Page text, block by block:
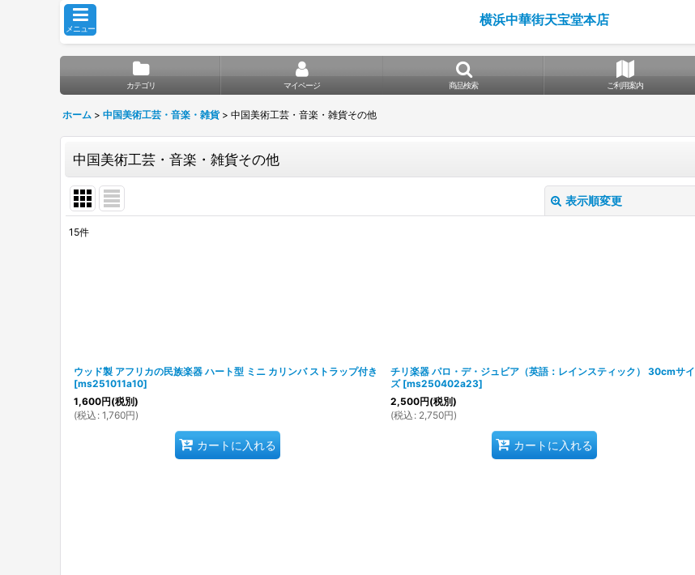
メニュー
横浜中華街天宝堂本店
カテゴリ マイページ 商品検索 ご利用案内
ホーム > 中国美術工芸・音楽・雑貨 > 中国美術工芸・音楽・雑貨その他
中国美術工芸・音楽・雑貨その他
表示順変更
15件
ウッド製 アフリカの民族楽器 ハート型 ミニ カリンバ ストラップ付き
[ms251011a10]
1,600円(税別)
(税込 : 1,760円)
カートに入れる
チリ楽器 パロ・デ・ジュビア（英語：レインスティック） 30cmサイ
ズ [ms250402a23]
2,500円(税別)
(税込 : 2,750円)
カートに入れる